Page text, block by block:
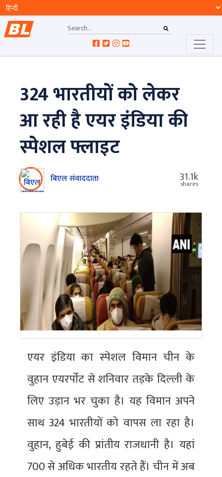
324 भारतीयों को लेकर
आ रही है एयर इंडिया की
स्‍पेशल फ्लाइट
बिएल संवाददाता 31.1k
shares
एयर इंडिया का स्‍पेशल विमान चीन के
वुहान एयरर्पाेट से शनिवार तड़के दिल्‍ली के
लिए उड़ान भर चुका है। यह विमान अपने
साथ 324 भारतीयों को वापस ला रहा है।
वुहान, हुबेई की प्रांतीय राजधानी है। यहां
700 से अधिक भारतीय रहते हैं। चीन में अब